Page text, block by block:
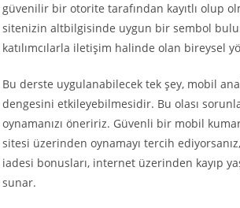
güvenilir bir otorite tarafından kayıtlı olup
sitenizin altbilgisinde uygun bir sembol
katılımcılarla iletişim halinde olan bireysel
Bu derste uygulanabilecek tek şey, mobil
dengesini etkileyebilmesidir. Bu olası
oynamanızı öneririz. Güvenli bir mobil
sitesi üzerinden oynamayı tercih
iadesi bonusları, internet üzerinden kayıp
sunar.